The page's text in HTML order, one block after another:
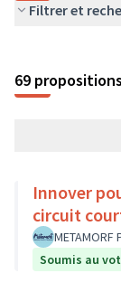
Filtrer et
69 propositions
Innover
circuit
METAMORF
Soumis au